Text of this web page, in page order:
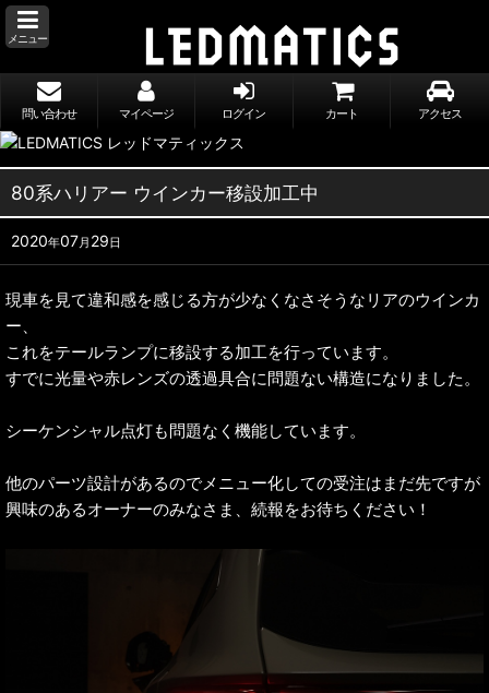
メニュー
問い合わせ マイページ ログイン カート アクセス
80系ハリアー ウインカー移設加工中
2020年07月 29日
現車を見て違和感を感じる方が少なくなさそうなリアのウインカ
ー、
これをテールランプに移設する加工を行っています。
すでに光量や赤レンズの透過具合に問題ない構造になりました。
シーケンシャル点灯も問題なく機能しています。
他のパーツ設計があるのでメニュー化しての受注はまだ先ですが
興味のあるオーナーのみなさま、続報をお待ちください！